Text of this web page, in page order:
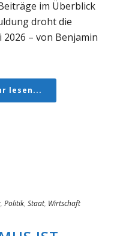
im Überblick
droht die
2026 – von Benjamin
lesen...
, Politik, Staat, Wirtschaft